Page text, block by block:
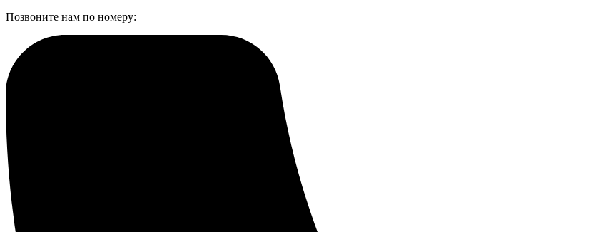
Позвоните нам по номеру: